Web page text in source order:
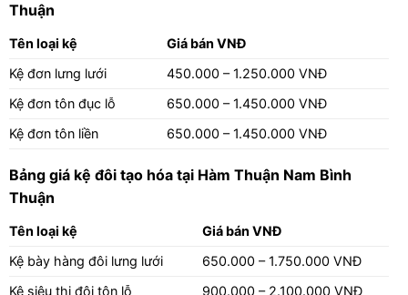
Thuận
Tên loại kệ
Giá bán VNĐ
Kệ đơn lưng lưới
450.000 – 1.250.000 VNĐ
Kệ đơn tôn đục lỗ
650.000 – 1.450.000 VNĐ
Kệ đơn tôn liền
650.000 – 1.450.000 VNĐ
Bảng giá kệ đôi tạo hóa tại Hàm Thuận Nam Bình
Thuận
Tên loại kệ
Giá bán VNĐ
Kệ bày hàng đôi lưng lưới
650.000 – 1.750.000 VNĐ
Kệ siêu thị đôi tôn lỗ
900.000 – 2.100.000 VNĐ